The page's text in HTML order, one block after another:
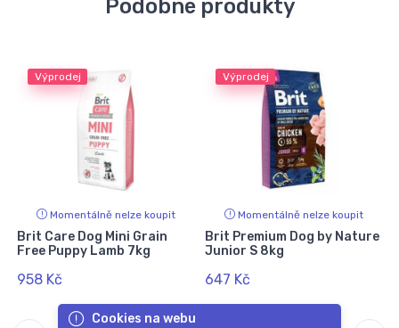
Podobné produkty
Výprodej
Momentálně nelze koupit
Brit Care Dog Mini Grain
Free Puppy Lamb 7kg
958 Kč
Výprodej
Momentálně nelze koupit
Brit Premium Dog by Nature
Junior S 8kg
647 Kč
Cookies na webu